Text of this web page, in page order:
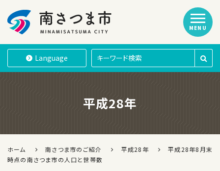
南さつま市
Language
MENU
平成28年
ホーム 南さつま市のご紹介 平成28年
平成28年8月末
時点の南さつま市の人口と世帯数